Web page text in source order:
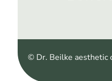
© Dr. Beilke aesthetic